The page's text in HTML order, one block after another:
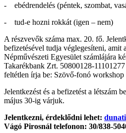
- ebédrendelés (péntek, szombat,
- tud-e hozni rokkát (igen – nem)
A részvevők száma max. 20. fő.
befizetésével tudja véglegesíteni, amit
Népművészeti Egyesület számlájára
Takarékbank Zrt. 50800128-
feltétlen írja be: Szövő-fonó workshop
Jelentkezést és a befizetést a létszám
május 30-ig várjuk.
Jelentkezni, érdeklődni lehet:
Vágó Pirosnál telefonon: 30/838-